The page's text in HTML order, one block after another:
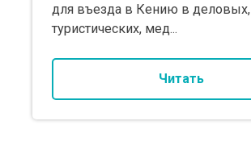
для въезда в Кению в деловых,
туристических, мед...
Читать